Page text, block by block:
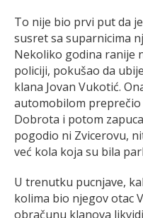
To nije bio prvi put da
susret sa suparnicima
Nekoliko godina ranije
policiji, pokušao da
klana Jovan Vukotić.
automobilom
Dobrota i potom
pogodio ni Zvicerovu,
već kola koja su bila
U trenutku pucnjave,
kolima bio njegov otac
obračunu klanova